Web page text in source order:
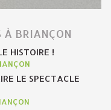
À BRIANÇON
HISTOIRE !
LE SPECTACLE